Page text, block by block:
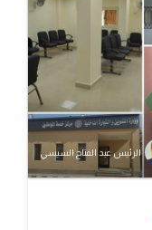
الرئيس عبد الفتاح السيسي